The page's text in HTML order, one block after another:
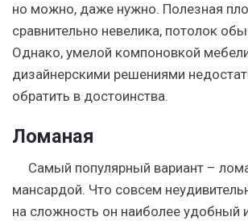
но можно, даже нужно. Полезная
сравнительно невелика, потолок
Однако, умелой компоновкой
дизайнерскими решениями
обратить в достоинства.
Ломаная
Самый популярный вариант –
мансардой. Что совсем
на сложность он наиболее удобный